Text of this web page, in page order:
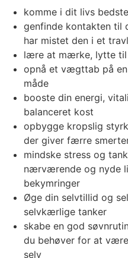
komme i dit livs
genfinde kontakten til
har mistet den i et
lære at mærke, lytte til
opnå et vægttab på
måde
booste din energi,
balanceret kost
opbygge kropslig
der giver færre
mindske stress og
nærværende og nyde
bekymringer
Øge din selvtillid og
selvkærlige tanker
skabe en god
du behøver for at
selv